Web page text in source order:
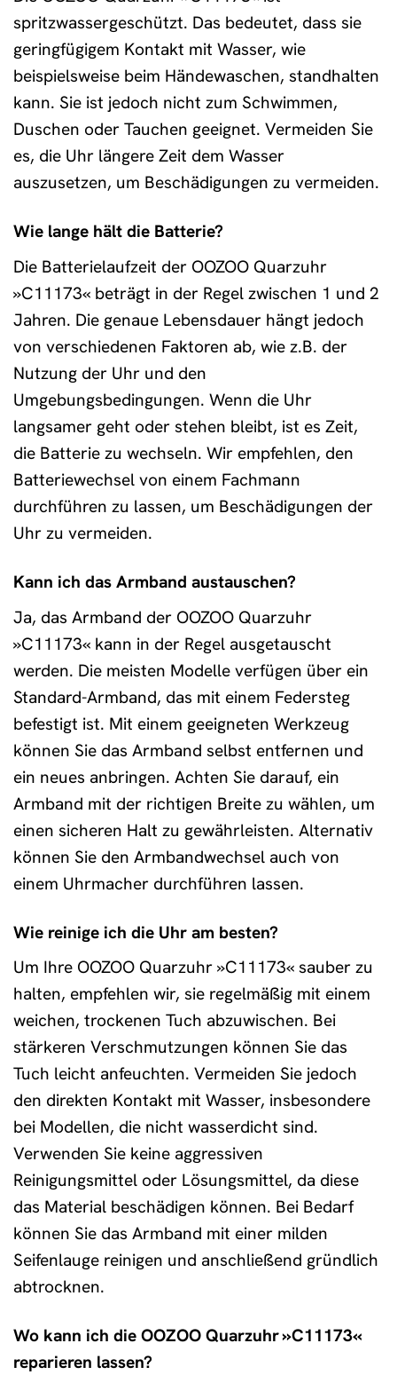
spritzwassergeschützt. Das bedeutet, dass sie
geringfügigem Kontakt mit Wasser, wie
beispielsweise beim Händewaschen, standhalten
kann. Sie ist jedoch nicht zum Schwimmen,
Duschen oder Tauchen geeignet. Vermeiden Sie
es, die Uhr längere Zeit dem Wasser
auszusetzen, um Beschädigungen zu vermeiden.
Wie lange hält die Batterie?
Die Batterielaufzeit der OOZOO Quarzuhr
»C11173« beträgt in der Regel zwischen 1 und 2
Jahren. Die genaue Lebensdauer hängt jedoch
von verschiedenen Faktoren ab, wie z.B. der
Nutzung der Uhr und den
Umgebungsbedingungen. Wenn die Uhr
langsamer geht oder stehen bleibt, ist es Zeit,
die Batterie zu wechseln. Wir empfehlen, den
Batteriewechsel von einem Fachmann
durchführen zu lassen, um Beschädigungen der
Uhr zu vermeiden.
Kann ich das Armband austauschen?
Ja, das Armband der OOZOO Quarzuhr
»C11173« kann in der Regel ausgetauscht
werden. Die meisten Modelle verfügen über ein
Standard-Armband, das mit einem Federsteg
befestigt ist. Mit einem geeigneten Werkzeug
können Sie das Armband selbst entfernen und
ein neues anbringen. Achten Sie darauf, ein
Armband mit der richtigen Breite zu wählen, um
einen sicheren Halt zu gewährleisten. Alternativ
können Sie den Armbandwechsel auch von
einem Uhrmacher durchführen lassen.
Wie reinige ich die Uhr am besten?
Um Ihre OOZOO Quarzuhr »C11173« sauber zu
halten, empfehlen wir, sie regelmäßig mit einem
weichen, trockenen Tuch abzuwischen. Bei
stärkeren Verschmutzungen können Sie das
Tuch leicht anfeuchten. Vermeiden Sie jedoch
den direkten Kontakt mit Wasser, insbesondere
bei Modellen, die nicht wasserdicht sind.
Verwenden Sie keine aggressiven
Reinigungsmittel oder Lösungsmittel, da diese
das Material beschädigen können. Bei Bedarf
können Sie das Armband mit einer milden
Seifenlauge reinigen und anschließend gründlich
abtrocknen.
Wo kann ich die OOZOO Quarzuhr »C11173«
reparieren lassen?